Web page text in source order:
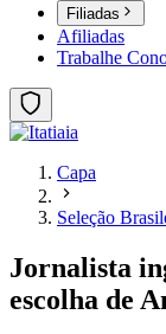
Filiadas
Afiliadas
Trabalhe
Capa
Seleção
Jornalista
escolha de